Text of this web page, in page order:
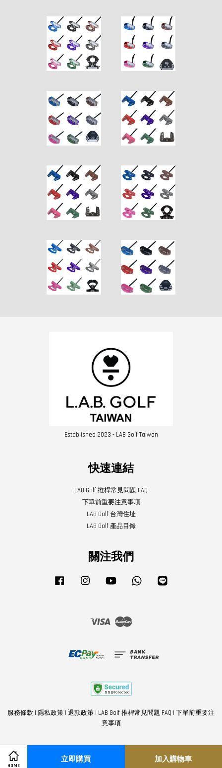
HOME
立即購買 加入購物車
Established 2023 - LAB Golf Taiwan
快速連結
LAB Golf 推桿常見問題 FAQ
下單前重要注意事項
LAB Golf 台灣住址
LAB Golf 產品目錄
關注我們
Facebook Instagram YouTube Whatsapp
Visa Master
服務條款 | 隱私政策 | 退款政策 | LAB Golf 推桿常見問題 FAQ | 下單前重要注
意事項
Share on Facebook Share on Twitter